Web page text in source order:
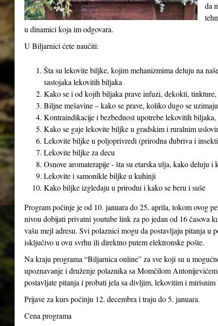
da
u dinamici koja im odgovara.
U Biljarnici ćete naučiti:
Šta su lekovite biljke, kojim mehanizmima deluju na
sastojaka lekovitih biljaka
Kako se i od kojih biljaka prave infuzi, dekokti,
Biljne mešavine – kako se prave, koliko dugo se uzimaju
Kontraindikacije i bezbednost upotrebe lekovitih
Kako se gaje lekovite biljke u gradskim i ruralnim
Lekovite biljke u poljoprivredi (prirodna đubriva i
Lekovite biljke za decu
Osnove aromaterapije - šta su etarska ulja, kako deluju
Lekovite i samonikle biljke u kuhinji
Kako biljke izgledaju u prirodni i kako se beru i suše
Program počinje je od 10. januara do 25. aprila, tokom ovog
nivou dobijati privatni youtube link za po jedan od 16 časova
vašu mejl adresu. Svi polaznici mogu da postavljaju pitanja u
isključivo u ovu svrhu ili direktno putem elektronske pošte.
Na kraju programa “Biljarnica online” za sve koji su u
upoznavanje i druženje polaznika sa Momčilom
postavljate pitanja i probati jela sa divljim, lekovitim i
Prijave za kurs počinju 12. decembra i traju do 5. januara.
Cena programa